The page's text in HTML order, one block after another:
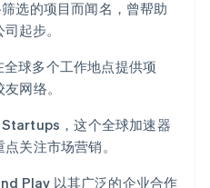
选的项目而闻名，曾帮助
起步。
球多个工作地点提供项
网络。
，这个全球加速器
关注市场营销。
Play 以其广泛的企业合作